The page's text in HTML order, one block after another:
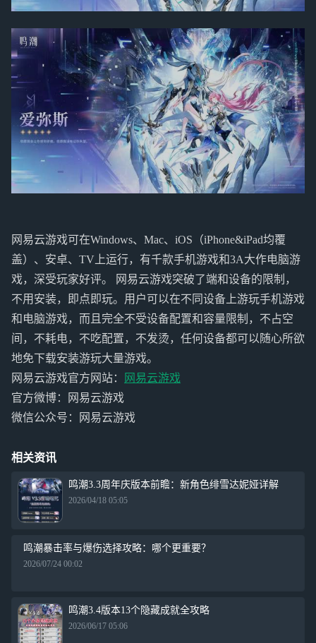
网易云游戏可在Windows、Mac、iOS（iPhone&iPad均覆
盖）、安卓、TV上运行，有千款手机游戏和3A大作电脑游
戏，深受玩家好评。 网易云游戏突破了端和设备的限制，
不用安装，即点即玩。用户可以在不同设备上游玩手机游戏
和电脑游戏，而且完全不受设备配置和容量限制，不占空
间，不耗电，不吃配置，不发烫，任何设备都可以随心所欲
地免下载安装游玩大量游戏。
网易云游戏官方网站：
网易云游戏
官方微博：网易云游戏
微信公众号：网易云游戏
相关资讯
鸣潮3.3周年庆版本前瞻：新角色绯雪达妮娅详解
2026/04/18 05:05
鸣潮暴击率与爆伤选择攻略：哪个更重要？
2026/07/24 00:02
鸣潮3.4版本13个隐藏成就全攻略
2026/06/17 05:06